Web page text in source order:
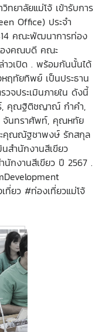
ยาลัยแม่โจ้ เข้ารับการ
Office) ประจำ
คณะพัฒนาการท่อง
องคณบดี คณะ
าวเปิด . พร้อมกันนั้นได้
ฤทัยทิพย์ เป็นประธาน
วจประเมินภายใน ดังนี้
, คุณฐิติชญาณ์ ก๋าคำ,
นทราศัพท์, คุณหทัย
คุณณัฐชาพงษ์ รักสกุล
สำนักงานสีเขียว
กงานสีเขียว ปี 2567 .
ยว #ท่องเที่ยวแม่โจ้